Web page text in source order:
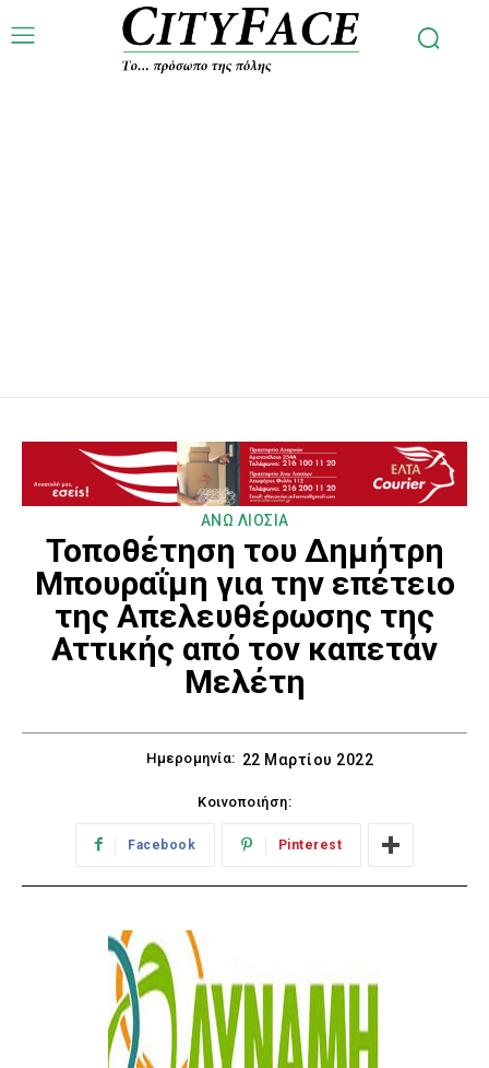
ΑΝΩ ΛΙΟΣΙΑ
Τοποθέτηση του Δημήτρη
Μπουραΐμη για την επέτειο
της Απελευθέρωσης της
Αττικής από τον καπετάν
Μελέτη
Ημερομηνία: 22 Μαρτίου 2022
Κοινοποιήση:
Facebook Pinterest